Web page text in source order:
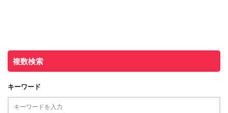
複数検索
キーワード